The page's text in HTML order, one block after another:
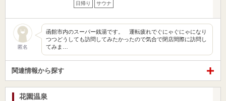
日帰り サウナ
匿名
函館市内のスーパー銭湯です。 運転疲れでぐにゃぐにゃになり
つつどうしても訪問してみたかったので気合で閉店間際に訪問し
てみま…
関連情報から探す
花園温泉